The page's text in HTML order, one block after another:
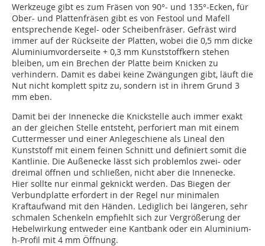
Werkzeuge gibt es zum Fräsen von 90°- und 135°-Ecken, für
Ober- und Plattenfräsen gibt es von Festool und Mafell
entsprechende Kegel- oder Scheibenfräser. Gefräst wird
immer auf der Rückseite der Platten, wobei die 0,5 mm dicke
Aluminiumvorderseite + 0,3 mm Kunststoffkern stehen
bleiben, um ein Brechen der Platte beim Knicken zu
verhindern. Damit es dabei keine Zwängungen gibt, läuft die
Nut nicht komplett spitz zu, sondern ist in ihrem Grund 3
mm eben.
Damit bei der Innenecke die Knickstelle auch immer exakt
an der gleichen Stelle entsteht, perforiert man mit einem
Cuttermesser und einer Anlegeschiene als Lineal den
Kunststoff mit einem feinen Schnitt und definiert somit die
Kantlinie. Die Außenecke lässt sich problemlos zwei- oder
dreimal öffnen und schließen, nicht aber die Innenecke.
Hier sollte nur einmal geknickt werden. Das Biegen der
Verbundplatte erfordert in der Regel nur minimalen
Kraftaufwand mit den Händen. Lediglich bei längeren, sehr
schmalen Schenkeln empfiehlt sich zur Vergrößerung der
Hebelwirkung entweder eine Kantbank oder ein Aluminium-
h-Profil mit 4 mm Öffnung.